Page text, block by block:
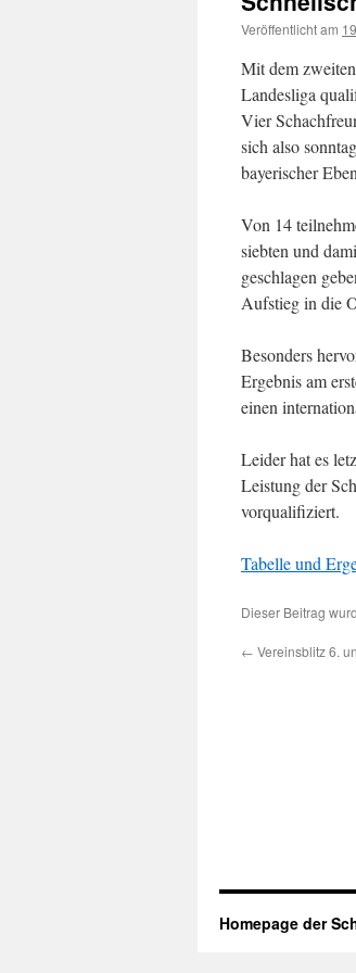
Veröffentlicht am
Mit dem
Landesliga
Vier
sich also
bayerischer
Von 14
siebten und
geschlagen
Aufstieg in die
Besonders
Ergebnis am
einen
Leider hat es
Leistung der
vorqualifiziert.
Tabelle und
Dieser Beitrag
← Vereinsblitz 6.
Homepage der